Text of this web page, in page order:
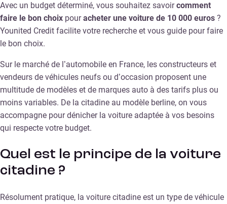
Avec un budget déterminé, vous souhaitez savoircomment
faire le bon choix pouracheter une voiture de 10 000 euros ?
Younited Credit facilite votre recherche et vous guide pour faire
le bon choix.
Sur le marché de l’automobile en France, les constructeurs et
vendeurs de véhicules neufs ou d’occasion proposent une
multitude de modèles et de marques auto à des tarifs plus ou
moins variables. De la citadine au modèle berline, on vous
accompagne pour dénicher la voiture adaptée à vos besoins
qui respecte votre budget.
Quel est le principe de la voiture
citadine ?
Résolument pratique, la voiture citadine est un type de véhicule